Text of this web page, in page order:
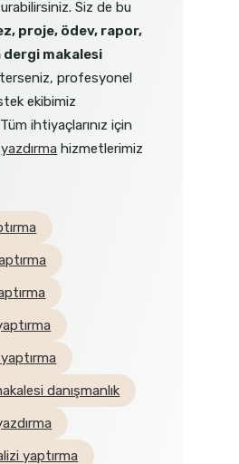
Siz de bu
proje, ödev, rapor,
dergi makalesi
profesyonel
ekibimiz
Tüm ihtiyaçlarınız için
yazdırma hizmetlerimiz
danışmanlık
yaptırma